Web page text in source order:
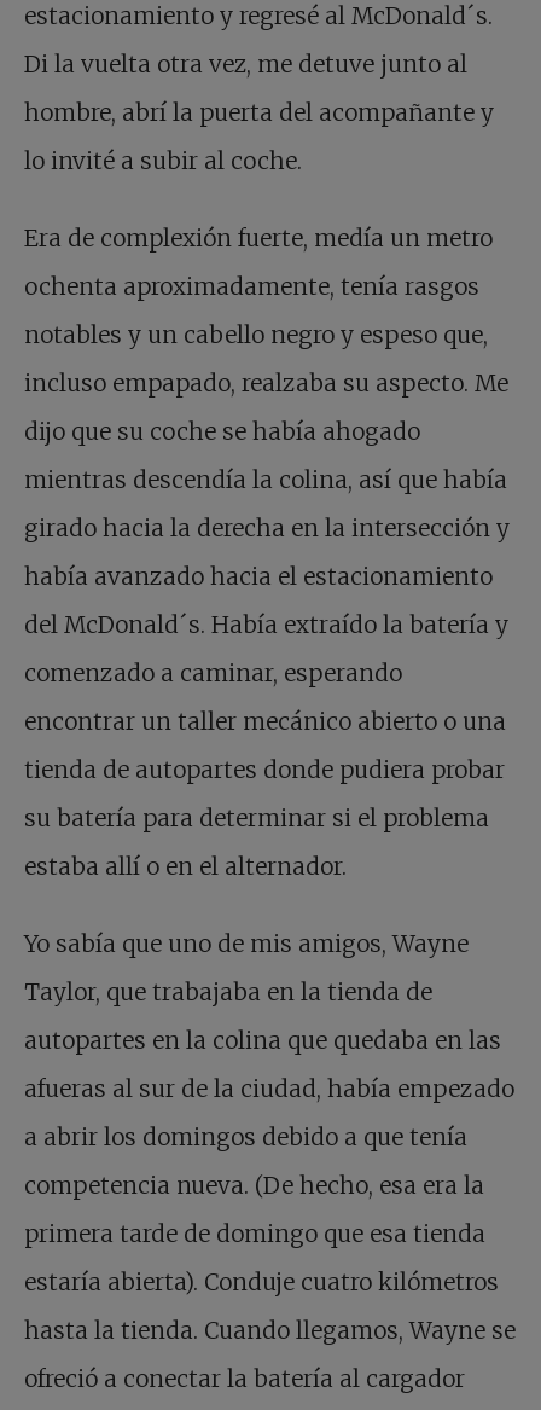
estacionamiento y regresé al McDonald´s.
Di la vuelta otra vez, me detuve junto al
hombre, abrí la puerta del acompañante y
lo invité a subir al coche.
Era de complexión fuerte, medía un metro
ochenta aproximadamente, tenía rasgos
notables y un cabello negro y espeso que,
incluso empapado, realzaba su aspecto. Me
dijo que su coche se había ahogado
mientras descendía la colina, así que había
girado hacia la derecha en la intersección y
había avanzado hacia el estacionamiento
del McDonald´s. Había extraído la batería y
comenzado a caminar, esperando
encontrar un taller mecánico abierto o una
tienda de autopartes donde pudiera probar
su batería para determinar si el problema
estaba allí o en el alternador.
Yo sabía que uno de mis amigos, Wayne
Taylor, que trabajaba en la tienda de
autopartes en la colina que quedaba en las
afueras al sur de la ciudad, había empezado
a abrir los domingos debido a que tenía
competencia nueva. (De hecho, esa era la
primera tarde de domingo que esa tienda
estaría abierta). Conduje cuatro kilómetros
hasta la tienda. Cuando llegamos, Wayne se
ofreció a conectar la batería al cargador